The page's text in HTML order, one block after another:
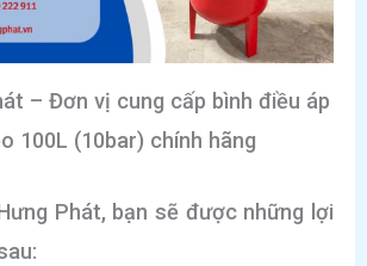
– Đơn vị cung cấp bình điều áp
100L (10bar) chính hãng
Phát, bạn sẽ được những lợi